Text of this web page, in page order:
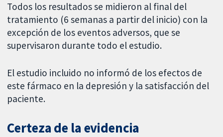
Todos los resultados se midieron al final del
tratamiento (6 semanas a partir del inicio) con la
excepción de los eventos adversos, que se
supervisaron durante todo el estudio.
El estudio incluido no informó de los efectos de
este fármaco en la depresión y la satisfacción del
paciente.
Certeza de la evidencia